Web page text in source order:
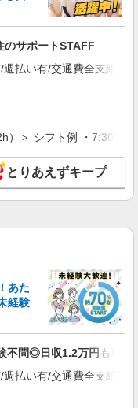
丈夫◎研修が手厚い有
＜日払い有/週払い有/交
)＞
泉大津
)＞
泉大津
詳細を見る
の支えになれる人
のサポートSTAFF
払い有/交通費全支給(ガ
）＞ シフト例 ・7:30
とりあえずキープ
あた
経験
不問◎日収1.2万円も可
払い有/交通費全支給(ガ